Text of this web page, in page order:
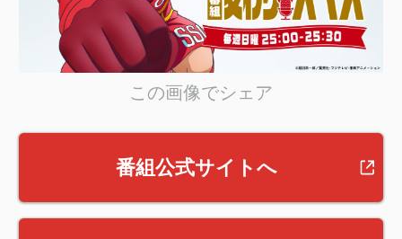
この画像でシェア
番組公式サイトへ